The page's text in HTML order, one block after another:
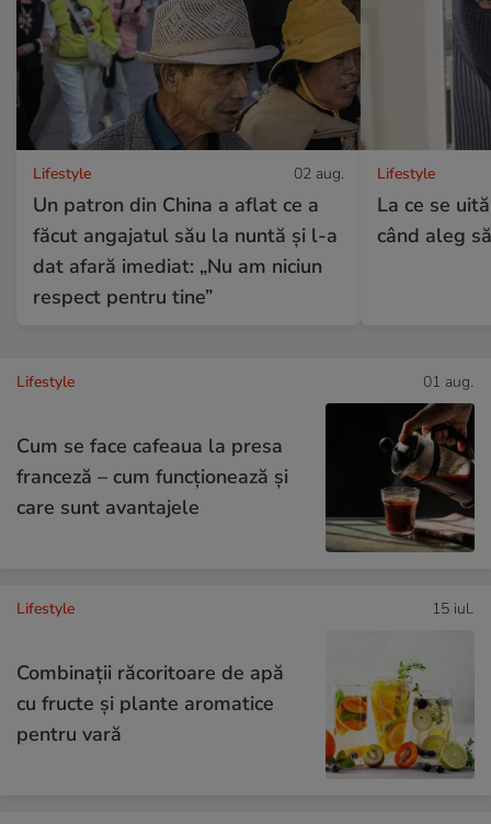
Lifestyle 02 aug.
Un patron din China a aflat ce a
făcut angajatul său la nuntă și l-a
dat afară imediat: „Nu am niciun
respect pentru tine”
Lifestyle
La ce se
când aleg
Lifestyle 01 aug.
Cum se face cafeaua la presa
franceză – cum funcționează și
care sunt avantajele
Lifestyle 15 iul.
Combinaţii răcoritoare de apă
cu fructe şi plante aromatice
pentru vară